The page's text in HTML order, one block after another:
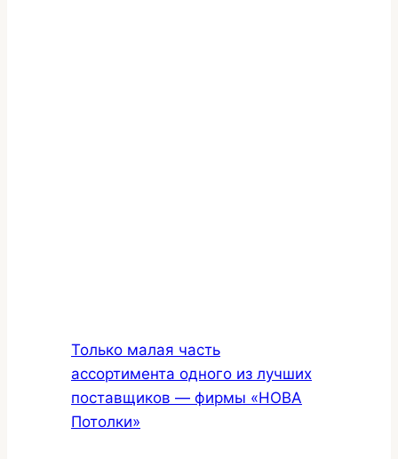
Только малая часть
ассортимента одного из лучших
поставщиков — фирмы «НОВА
Потолки»